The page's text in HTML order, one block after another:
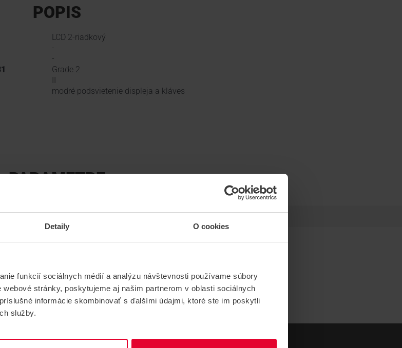
Detaily O cookies
funkcií sociálnych médií a analýzu návštevnosti používame súbory
stránky, poskytujeme aj našim partnerom v oblasti sociálnych
informácie skombinovať s ďalšími údajmi, ktoré ste im poskytli
služby.
POPIS
LCD 2-riadkový
-
-
Grade 2
II
modré podsvietenie displeja a kláves
PARAMETRE
Výrobca Satel